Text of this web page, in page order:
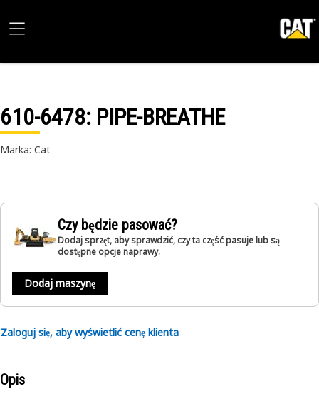
610-6478: PIPE-BREATHE
Marka: Cat
Czy będzie pasować?
Dodaj sprzęt, aby sprawdzić, czy ta część pasuje lub są
dostępne opcje naprawy.
Dodaj maszynę
Zaloguj się, aby wyświetlić cenę klienta
Opis